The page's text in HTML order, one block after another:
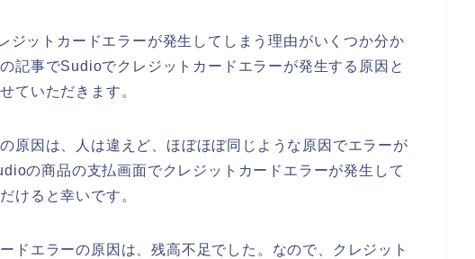
ジットカードエラーが発生してしまう理由がいくつか分か
記事でSudioでクレジットカードエラーが発生する原因と
ていただきます。
原因は、人は違えど、ほぼほぼ同じような原因でエラーが
の商品の支払画面でクレジットカードエラーが発生して
けると幸いです。
ドエラーの原因は、残高不足でした。なので、クレジット